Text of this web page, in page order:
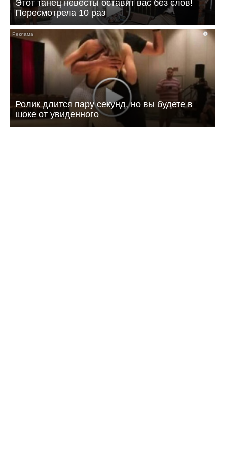
Этот танец невесты оставит вас без слов!
Пересмотрела 10 раз
i
Ролик длится пару секунд, но вы будете в
шоке от увиденного